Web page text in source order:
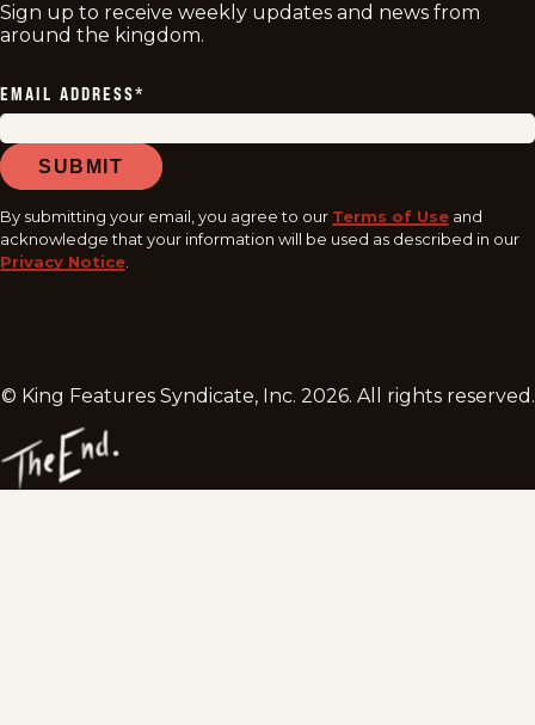
Sign up to receive weekly updates and news from
around the kingdom.
EMAIL ADDRESS*
SUBMIT
By submitting your email, you agree to our Terms of Use and
acknowledge that your information will be used as described in our
Privacy Notice
© King Features Syndicate, Inc. 2026. All rights reserved.